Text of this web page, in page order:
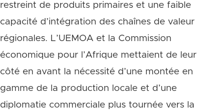
restreint de produits primaires et une faible
capacité d’intégration des chaînes de valeur
régionales. L’UEMOA et la Commission
économique pour l’Afrique mettaient de leur
côté en avant la nécessité d’une montée en
gamme de la production locale et d’une
diplomatie commerciale plus tournée vers la